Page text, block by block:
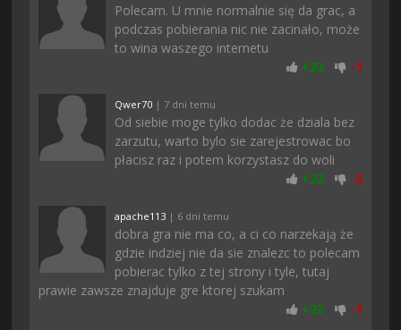
Polecam. U mnie normalnie się da grac, a
podczas pobierania nic nie zacinało, może
to wina waszego internetu
+23 -1
Qwer70 | 7 dni temu
Od siebie moge tylko dodac że dziala bez
zarzutu, warto bylo sie zarejestrowac bo
płacisz raz i potem korzystasz do woli
+22 -2
apache113 | 6 dni temu
dobra gra nie ma co, a ci co narzekają że
gdzie indziej nie da sie znalezc to polecam
pobierac tylko z tej strony i tyle, tutaj
prawie zawsze znajduje gre ktorej szukam
+23 -1